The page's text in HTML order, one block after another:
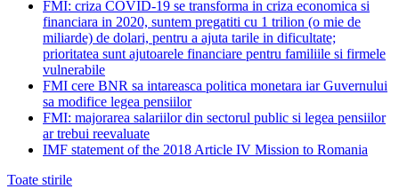
FMI: criza COVID-19 se transforma in criza economica si
financiara in 2020, suntem pregatiti cu 1 trilion (o mie de
miliarde) de dolari, pentru a ajuta tarile in dificultate;
prioritatea sunt ajutoarele financiare pentru familiile si firmele
vulnerabile
FMI cere BNR sa intareasca politica monetara iar Guvernului
sa modifice legea pensiilor
FMI: majorarea salariilor din sectorul public si legea pensiilor
ar trebui reevaluate
IMF statement of the 2018 Article IV Mission to Romania
Toate stirile